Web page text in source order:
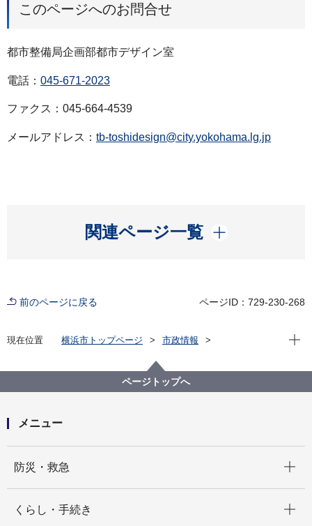
このページへのお問合せ
都市整備局企画部都市デザイン室
電話： 045-671-2023
ファクス：045-664-4539
メールアドレス： tb-toshidesign@city.yokohama.lg.jp
関連ページ一覧
開く
前のページに戻る ページID：729-230-268
現在位置 横浜市トップページ
市政情報
横浜市都市美対策審議会の「市民委員」を募集しま
す！
現在
ページトップへ
メニュー
防災・救急
くらし・手続き